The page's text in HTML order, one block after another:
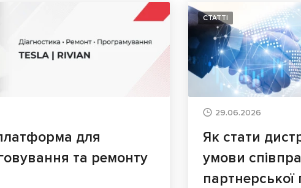
для
та ремонту
СТАТТІ
29.06.2026
Як стати
умови